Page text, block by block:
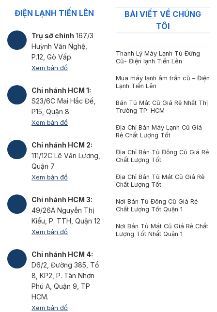
ĐIỆN LẠNH TIẾN LÊN
Trụ sở chính 167/3
Huỳnh Văn Nghệ,
P.12, Gò Vấp.
Xem bản đồ
Chi nhánh HCM 1:
S23/6C Mai Hắc Đế,
P15, Quận 8
Xem bản đồ
Chi nhánh HCM 2:
111/12C Lê Văn Lương,
Quận 7
Xem bản đồ
Chi nhánh HCM 3:
49/26A Nguyễn Thị
Kiểu, P. TTH, Quận 12
Xem bản đồ
Chi nhánh HCM 4:
D6/2, Đường 385, Tổ
8, KP2, P. Tân Nhơn
Phú A, Quận 9, TP
HCM.
Xem bản đồ
BÀI VIẾT VỀ CHÚNG
TÔI
Thanh Lý Máy Lạnh Tủ Đứng
Cũ- Điện lạnh Tiến Lên
Mua máy lạnh âm trần cũ – Điện
Lạnh Tiến Lên
Bán Tủ Mát Cũ Giá Rẻ Nhất Thị
Trường TP. HCM
Địa Chỉ Bán Máy Lạnh Cũ Giá
Rẻ Chất Lượng Tốt
Địa Chỉ Bán Tủ Đông Cũ Giá Rẻ
Chất Lượng Tốt
Địa Chỉ Bán Tủ Mát Cũ Giá Rẻ
Chất Lượng Tốt
Nơi Bán Tủ Đông Cũ Giá Rẻ
Chất Lượng Tốt Quận 1
Nơi Bán Tủ Mát Cũ Giá Rẻ Chất
Lượng Tốt Nhất Quận 1